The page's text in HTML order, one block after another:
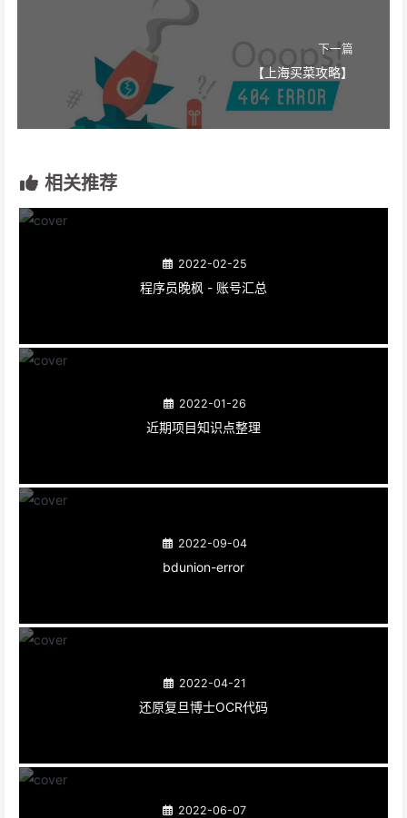
下一篇
【上海买菜攻略】
相关推荐
2022-02-25
程序员晚枫 - 账号汇总
2022-01-26
近期项目知识点整理
2022-09-04
bdunion-error
2022-04-21
还原复旦博士OCR代码
2022-06-07